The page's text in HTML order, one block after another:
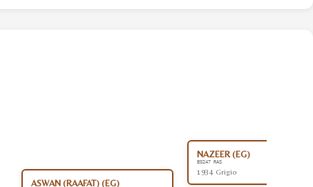
ASWAN (RAAFAT) (EG)
NAZEER (EG)
EG247 RAS
1934 Grigio